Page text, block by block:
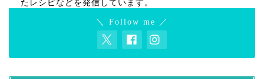
たレシピなどを発信しています。
＼ Follow me ／